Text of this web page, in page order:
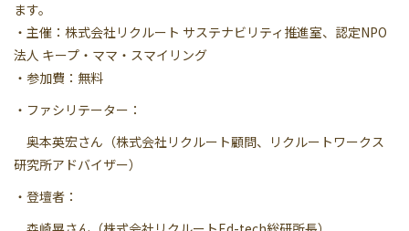
ます。
・主催：株式会社リクルート サステナビリティ推進室、認定NPO
法人 キープ・ママ・スマイリング
・参加費：無料
・ファシリテーター：
奥本英宏さん（株式会社リクルート顧問、リクルートワークス
研究所アドバイザー）
・登壇者：